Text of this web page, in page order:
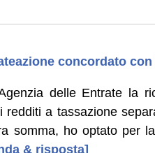
concordato
delle Entrate la
redditi a tassazione
somma, ho optato per
& risposta]